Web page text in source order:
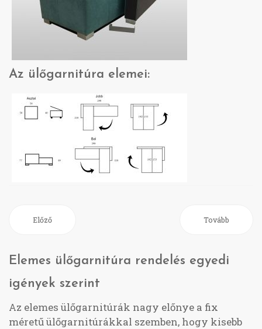
Az ülőgarnitúra elemei:
Előző Tovább
Elemes ülőgarnitúra rendelés egyedi
igények szerint
Az elemes ülőgarnitúrák nagy előnye a fix
méretű ülőgarnitúrákkal szemben, hogy kisebb